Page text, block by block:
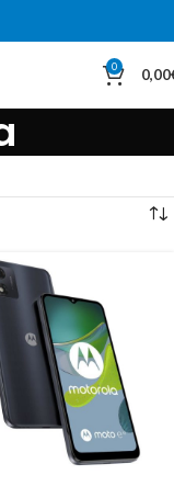
0 0,00